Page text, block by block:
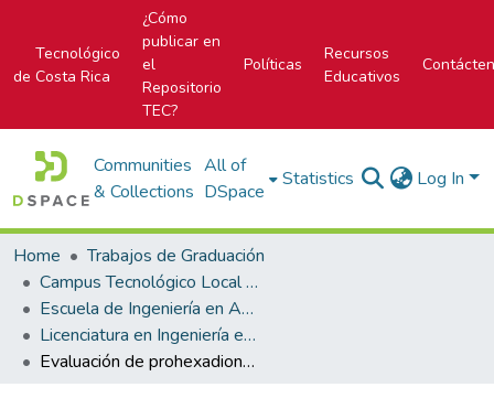
Tecnológico
de Costa Rica
¿Cómo
publicar en
el
Repositorio
TEC?
Políticas
Recursos
Educativos
Communities
& Collections
All of
DSpace
Statistics Log In
Home
Trabajos de Graduación
Campus Tecnológico Local San Carlos
Escuela de Ingeniería en Agronomía
Licenciatura en Ingeniería en Agronomía
Evaluación de prohexadione-ca, trinexapac etil, acido 2-(cloroetil) fosfónico y estracto de plantas y mezclas de bacterias sobre la biomasa y rendimiento del arroz (Oryza sativa) variedad Cer-09